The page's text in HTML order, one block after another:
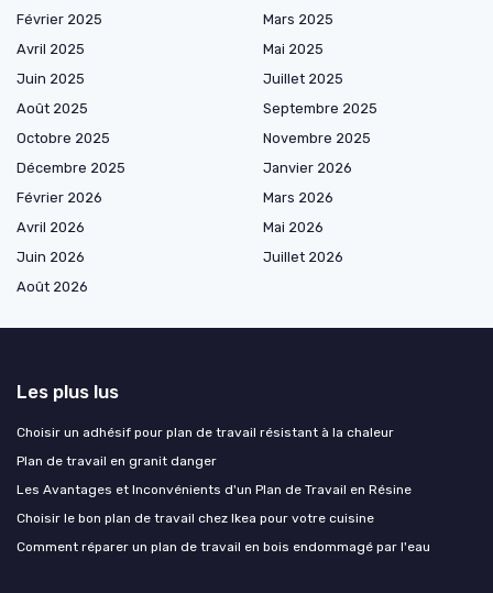
Février 2025
Mars 2025
Avril 2025
Mai 2025
Juin 2025
Juillet 2025
Août 2025
Septembre 2025
Octobre 2025
Novembre 2025
Décembre 2025
Janvier 2026
Février 2026
Mars 2026
Avril 2026
Mai 2026
Juin 2026
Juillet 2026
Août 2026
Les plus lus
Choisir un adhésif pour plan de travail résistant à la chaleur
Plan de travail en granit danger
Les Avantages et Inconvénients d'un Plan de Travail en Résine
Choisir le bon plan de travail chez Ikea pour votre cuisine
Comment réparer un plan de travail en bois endommagé par l'eau